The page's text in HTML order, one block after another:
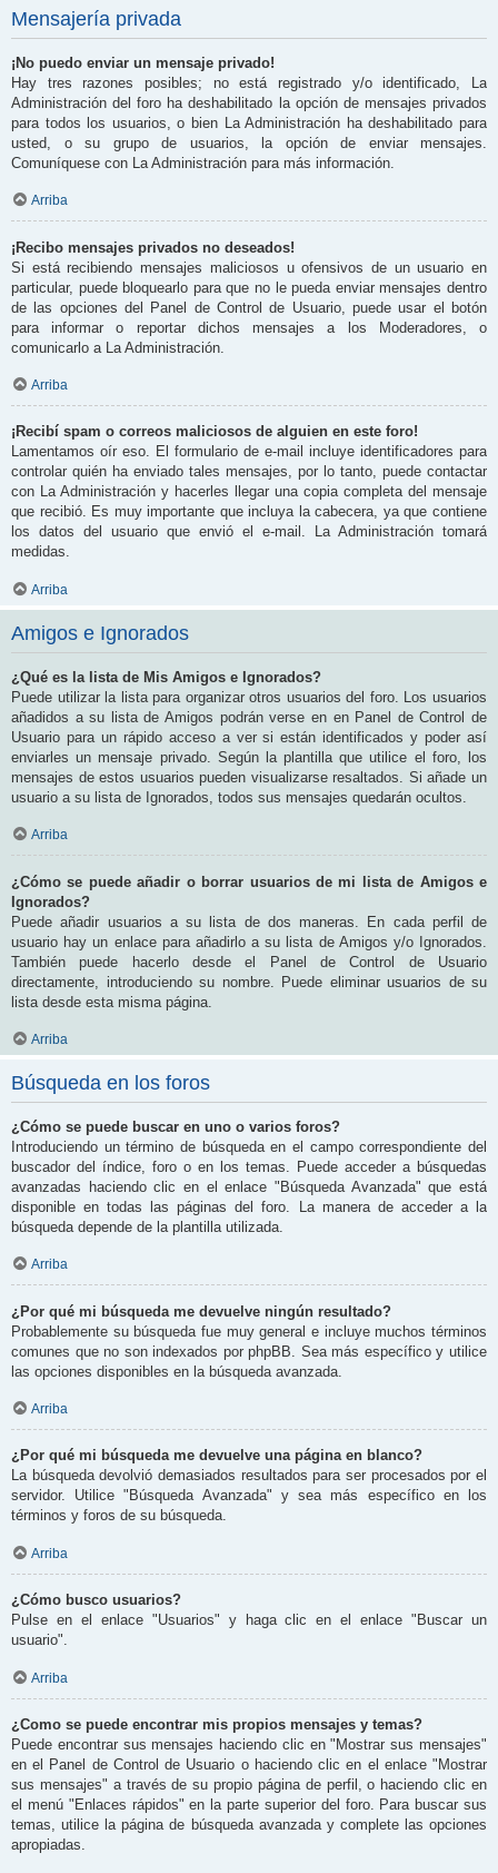
Mensajería privada
¡No puedo enviar un mensaje privado!
Hay tres razones posibles; no está registrado y/o identificado, La
Administración del foro ha deshabilitado la opción de mensajes privados
para todos los usuarios, o bien La Administración ha deshabilitado para
usted, o su grupo de usuarios, la opción de enviar mensajes.
Comuníquese con La Administración para más información.
Arriba
¡Recibo mensajes privados no deseados!
Si está recibiendo mensajes maliciosos u ofensivos de un usuario en
particular, puede bloquearlo para que no le pueda enviar mensajes dentro
de las opciones del Panel de Control de Usuario, puede usar el botón
para informar o reportar dichos mensajes a los Moderadores, o
comunicarlo a La Administración.
Arriba
¡Recibí spam o correos maliciosos de alguien en este foro!
Lamentamos oír eso. El formulario de e-mail incluye identificadores para
controlar quién ha enviado tales mensajes, por lo tanto, puede contactar
con La Administración y hacerles llegar una copia completa del mensaje
que recibió. Es muy importante que incluya la cabecera, ya que contiene
los datos del usuario que envió el e-mail. La Administración tomará
medidas.
Arriba
Amigos e Ignorados
¿Qué es la lista de Mis Amigos e Ignorados?
Puede utilizar la lista para organizar otros usuarios del foro. Los usuarios
añadidos a su lista de Amigos podrán verse en en Panel de Control de
Usuario para un rápido acceso a ver si están identificados y poder así
enviarles un mensaje privado. Según la plantilla que utilice el foro, los
mensajes de estos usuarios pueden visualizarse resaltados. Si añade un
usuario a su lista de Ignorados, todos sus mensajes quedarán ocultos.
Arriba
¿Cómo se puede añadir o borrar usuarios de mi lista de Amigos e
Ignorados?
Puede añadir usuarios a su lista de dos maneras. En cada perfil de
usuario hay un enlace para añadirlo a su lista de Amigos y/o Ignorados.
También puede hacerlo desde el Panel de Control de Usuario
directamente, introduciendo su nombre. Puede eliminar usuarios de su
lista desde esta misma página.
Arriba
Búsqueda en los foros
¿Cómo se puede buscar en uno o varios foros?
Introduciendo un término de búsqueda en el campo correspondiente del
buscador del índice, foro o en los temas. Puede acceder a búsquedas
avanzadas haciendo clic en el enlace "Búsqueda Avanzada" que está
disponible en todas las páginas del foro. La manera de acceder a la
búsqueda depende de la plantilla utilizada.
Arriba
¿Por qué mi búsqueda me devuelve ningún resultado?
Probablemente su búsqueda fue muy general e incluye muchos términos
comunes que no son indexados por phpBB. Sea más específico y utilice
las opciones disponibles en la búsqueda avanzada.
Arriba
¿Por qué mi búsqueda me devuelve una página en blanco?
La búsqueda devolvió demasiados resultados para ser procesados por el
servidor. Utilice "Búsqueda Avanzada" y sea más específico en los
términos y foros de su búsqueda.
Arriba
¿Cómo busco usuarios?
Pulse en el enlace "Usuarios" y haga clic en el enlace "Buscar un
usuario".
Arriba
¿Como se puede encontrar mis propios mensajes y temas?
Puede encontrar sus mensajes haciendo clic en "Mostrar sus mensajes"
en el Panel de Control de Usuario o haciendo clic en el enlace "Mostrar
sus mensajes" a través de su propio página de perfil, o haciendo clic en
el menú "Enlaces rápidos" en la parte superior del foro. Para buscar sus
temas, utilice la página de búsqueda avanzada y complete las opciones
apropiadas.